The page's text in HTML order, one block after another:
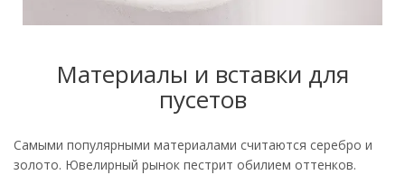
Материалы и вставки для
пусетов
Самыми популярными материалами считаются серебро и
золото. Ювелирный рынок пестрит обилием оттенков.